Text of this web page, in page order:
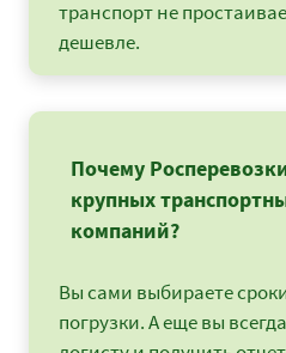
транспорт не
дешевле.
Почему
крупных
компаний?
Вы сами выбираете
погрузки. А еще вы